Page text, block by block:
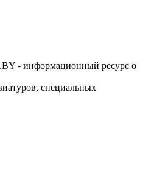
- информационный ресурс о
специальных